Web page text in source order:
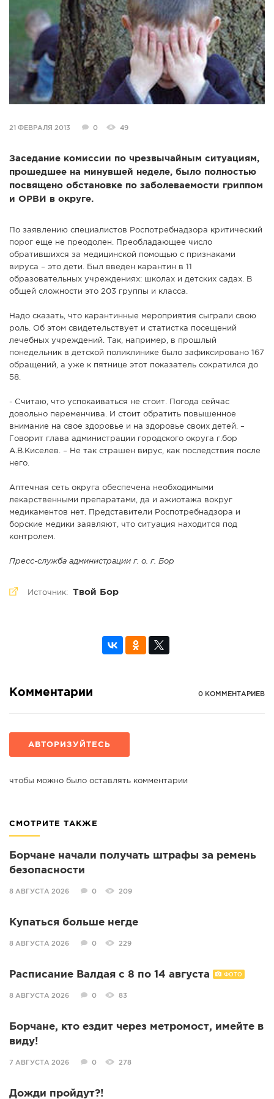
СПРАВКА
КАМЕРЫ
КОНКУРСЫ
СТАТЬИ
ГОЛОСОВАНИЯ
ФОТО
21 ФЕВРАЛЯ 2013 0 49
Заседание комиссии по чрезвычайным ситуациям,
прошедшее на минувшей неделе, было полностью
посвящено обстановке по заболеваемости гриппом
и ОРВИ в округе.
По заявлению специалистов Роспотребнадзора критический
порог еще не преодолен. Преобладающее число
обратившихся за медицинской помощью с признаками
вируса – это дети. Был введен карантин в 11
образовательных учреждениях: школах и детских садах. В
общей сложности это 203 группы и класса.
Надо сказать, что карантинные мероприятия сыграли свою
роль. Об этом свидетельствует и статистка посещений
лечебных учреждений. Так, например, в прошлый
понедельник в детской поликлинике было зафиксировано 167
обращений, а уже к пятнице этот показатель сократился до
58.
- Считаю, что успокаиваться не стоит. Погода сейчас
довольно переменчива. И стоит обратить повышенное
внимание на свое здоровье и на здоровье своих детей. –
Говорит глава администрации городского округа г.бор
А.В.Киселев. – Не так страшен вирус, как последствия после
него.
Аптечная сеть округа обеспечена необходимыми
лекарственными препаратами, да и ажиотажа вокруг
медикаментов нет. Представители Роспотребнадзора и
борские медики заявляют, что ситуация находится под
контролем.
Пресс-служба администрации г. о. г. Бор
Источник: Твой Бор
Комментарии 0 КОММЕНТАРИЕВ
АВТОРИЗУЙТЕСЬ
чтобы можно было оставлять комментарии
СМОТРИТЕ ТАКЖЕ
Борчане начали получать штрафы за ремень
безопасности
8 АВГУСТА 2026 0 209
Купаться больше негде
8 АВГУСТА 2026 0 229
Расписание Валдая с 8 по 14 августа ФОТО
8 АВГУСТА 2026 0 83
Борчане, кто ездит через метромост, имейте в
виду!
7 АВГУСТА 2026 0 278
Дожди пройдут?!